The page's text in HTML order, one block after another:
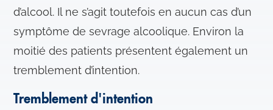
d’alcool. Il ne s’agit toutefois en aucun cas d’un
symptôme de sevrage alcoolique. Environ la
moitié des patients présentent également un
tremblement d’intention.
Tremblement d'intention